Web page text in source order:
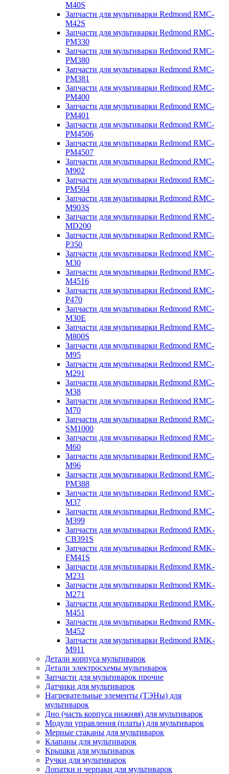
M40S
Запчасти для мультиварки Redmond RMC-
M42S
Запчасти для мультиварки Redmond RMC-
PM330
Запчасти для мультиварки Redmond RMC-
PM380
Запчасти для мультиварки Redmond RMC-
PM381
Запчасти для мультиварки Redmond RMC-
PM400
Запчасти для мультиварки Redmond RMC-
PM401
Запчасти для мультиварки Redmond RMC-
PM4506
Запчасти для мультиварки Redmond RMC-
PM4507
Запчасти для мультиварки Redmond RMC-
M902
Запчасти для мультиварки Redmond RMC-
PM504
Запчасти для мультиварки Redmond RMC-
M903S
Запчасти для мультиварки Redmond RMC-
MD200
Запчасти для мультиварки Redmond RMC-
P350
Запчасти для мультиварки Redmond RMC-
M30
Запчасти для мультиварки Redmond RMC-
M4516
Запчасти для мультиварки Redmond RMC-
P470
Запчасти для мультиварки Redmond RMC-
M30E
Запчасти для мультиварки Redmond RMC-
M800S
Запчасти для мультиварки Redmond RMC-
M95
Запчасти для мультиварки Redmond RMC-
M291
Запчасти для мультиварки Redmond RMC-
M38
Запчасти для мультиварки Redmond RMC-
M70
Запчасти для мультиварки Redmond RMC-
SM1000
Запчасти для мультиварки Redmond RMC-
M60
Запчасти для мультиварки Redmond RMC-
M96
Запчасти для мультиварки Redmond RMC-
PM388
Запчасти для мультиварки Redmond RMC-
M37
Запчасти для мультиварки Redmond RMC-
M399
Запчасти для мультиварки Redmond RMK-
CB391S
Запчасти для мультиварки Redmond RMK-
FM41S
Запчасти для мультиварки Redmond RMK-
M231
Запчасти для мультиварки Redmond RMK-
M271
Запчасти для мультиварки Redmond RMK-
M451
Запчасти для мультиварки Redmond RMK-
M452
Запчасти для мультиварки Redmond RMK-
M911
Детали корпуса мультиварок
Детали электросхемы мультиварок
Запчасти для мультиварок прочие
Датчики для мультиварок
Нагревательные элементы (ТЭНы) для
мультиварок
Дно (часть корпуса нижняя) для мультиварок
Модули управления (платы) для мультиварок
Мерные стаканы для мультиварок
Клапаны для мультиварок
Крышки для мультиварок
Ручки для мультиварок
Лопатки и черпаки для мультиварок